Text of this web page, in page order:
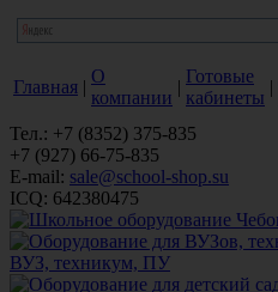
Главная |
О
компании
|
Готовые
кабинеты
|
Тел.: +7 (8352) 375-835
+7 (927) 66-75-835
E-mail: sale@school-shop.su
ICQ: 642380475
ВУЗ, техникум, ПУ